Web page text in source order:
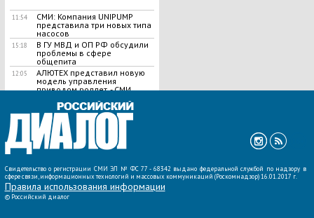
11:54
СМИ: Компания UNIPUMP
представила три новых типа
насосов
15:18
В ГУ МВД и ОП РФ обсудили
проблемы в сфере
общепита
12:05
АЛЮТЕХ представил новую
модель управления
приводом роллет, - СМИ
ВСЕ НОВОСТИ »
Свидетельство о регистрации СМИ ЭЛ № ФС 77 - 68342 выдано федеральной службой по надзору в
сфере связи, информационных технологий и массовых коммуникаций (Роскомнадзор) 16.01.2017 г.
Правила использования информации
© Российский диалог